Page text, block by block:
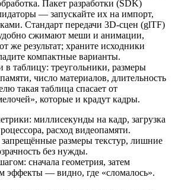
Пакет разработки (SDK)
— запускайте их на импорт,
Стандарт передачи 3D‑сцен (glTF)
сжимают меши и анимации,
же результат; храните исходники
компактные варианты.
в таблицу: треугольники, размеры
число материалов, длительность
такая таблица спасает от
которые и крадут кадры.
миллисекунды на кадр, загрузка
расход видеопамяти.
размеры текстур, лишние
без нужды.
сначала геометрия, затем
эффекты — видно, где «сломалось».